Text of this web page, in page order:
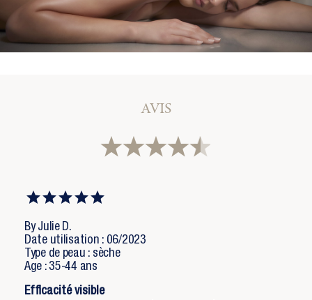
Ajouter à ma liste d'envies
add_circle_outline Créer une nouvelle liste
Nom de la liste d'envies
Vous devez être connecté pour ajouter des produits
à votre liste d'envies.
AVIS
By Julie D.
Date utilisation : 06/2023
Type de peau : sèche
Age : 35-44 ans
Efficacité visible